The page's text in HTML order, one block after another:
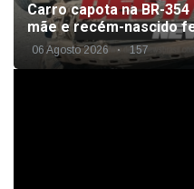
Carro capota na BR-
mãe e recém-nascido
06 Agosto 2026 157